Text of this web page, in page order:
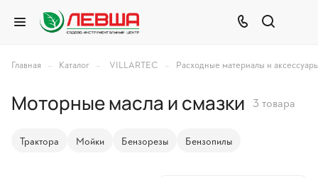
Главная – Каталог – VILLARTEC – Расходные материалы и
Моторные масла и смазки 3 товара
Трактора Мойки Бензорезы Бензопилы